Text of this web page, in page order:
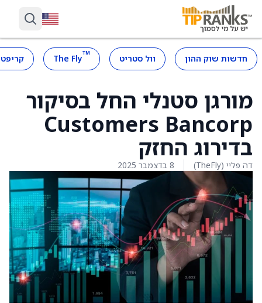
חדשות שוק ההון וול סטריט ™
The Fly
מורגן סטנלי החל בסיקור
Customers Bancorp
בדירוג החזק
דה פליי (TheFly) 8 בדצמבר 2025